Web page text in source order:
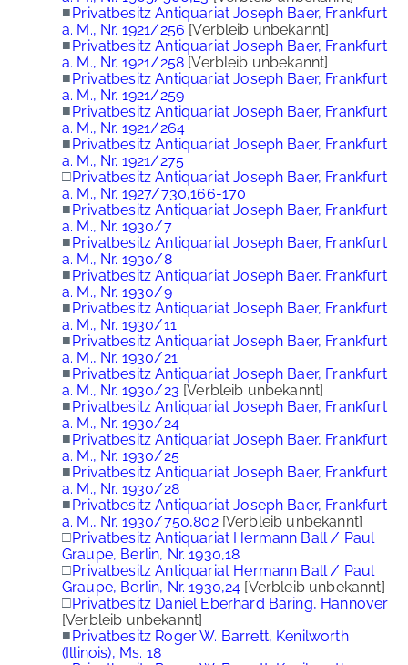
■Privatbesitz Antiquariat Joseph Baer, Frankfurt
a. M., Nr. 1921/256 [Verbleib unbekannt]
■Privatbesitz Antiquariat Joseph Baer, Frankfurt
a. M., Nr. 1921/258 [Verbleib unbekannt]
■Privatbesitz Antiquariat Joseph Baer, Frankfurt
a. M., Nr. 1921/259
■Privatbesitz Antiquariat Joseph Baer, Frankfurt
a. M., Nr. 1921/264
■Privatbesitz Antiquariat Joseph Baer, Frankfurt
a. M., Nr. 1921/275
□Privatbesitz Antiquariat Joseph Baer, Frankfurt
a. M., Nr. 1927/730,166-170
■Privatbesitz Antiquariat Joseph Baer, Frankfurt
a. M., Nr. 1930/7
■Privatbesitz Antiquariat Joseph Baer, Frankfurt
a. M., Nr. 1930/8
■Privatbesitz Antiquariat Joseph Baer, Frankfurt
a. M., Nr. 1930/9
■Privatbesitz Antiquariat Joseph Baer, Frankfurt
a. M., Nr. 1930/11
■Privatbesitz Antiquariat Joseph Baer, Frankfurt
a. M., Nr. 1930/21
■Privatbesitz Antiquariat Joseph Baer, Frankfurt
a. M., Nr. 1930/23 [Verbleib unbekannt]
■Privatbesitz Antiquariat Joseph Baer, Frankfurt
a. M., Nr. 1930/24
■Privatbesitz Antiquariat Joseph Baer, Frankfurt
a. M., Nr. 1930/25
■Privatbesitz Antiquariat Joseph Baer, Frankfurt
a. M., Nr. 1930/28
■Privatbesitz Antiquariat Joseph Baer, Frankfurt
a. M., Nr. 1930/750,802[Verbleib unbekannt]
□Privatbesitz Antiquariat Hermann Ball / Paul
Graupe, Berlin, Nr. 1930,18
□Privatbesitz Antiquariat Hermann Ball / Paul
Graupe, Berlin, Nr. 1930,24 [Verbleib unbekannt]
□Privatbesitz Daniel Eberhard Baring, Hannover
[Verbleib unbekannt]
■Privatbesitz Roger W. Barrett, Kenilworth
(Illinois), Ms. 18